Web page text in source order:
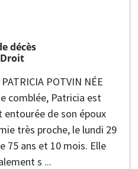
décès
POTVIN NÉE
comblée, Patricia est
entourée de son époux
très proche, le lundi 29
75 ans et 10 mois. Elle
s ...